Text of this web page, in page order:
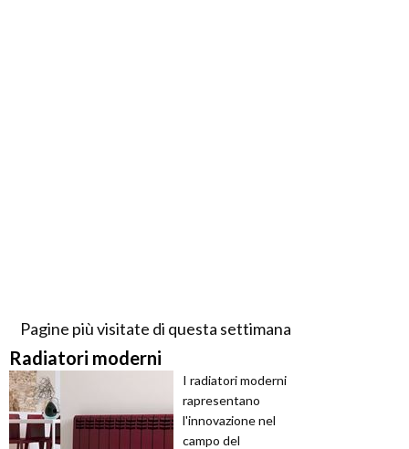
Pagine più visitate di questa settimana
Radiatori moderni
I radiatori moderni
rapresentano
l'innovazione nel
campo del